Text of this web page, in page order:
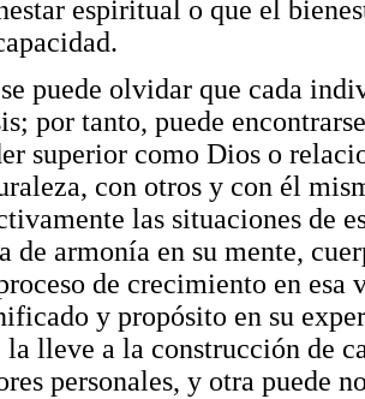
espiritual o que el
puede olvidar que cada
por tanto, puede
superior como Dios o
con otros y con él
las situaciones de
de armonía en su mente,
de crecimiento en esa
y propósito en su
la lleve a la construcción de
personales, y otra puede